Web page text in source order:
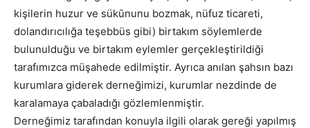
kişilerin huzur ve sükûnunu bozmak, nüfuz ticareti,
dolandırıcılığa teşebbüs gibi) birtakım söylemlerde
bulunulduğu ve birtakım eylemler gerçekleştirildiği
tarafımızca müşahede edilmiştir. Ayrıca anılan şahsın bazı
kurumlara giderek derneğimizi, kurumlar nezdinde de
karalamaya çabaladığı gözlemlenmiştir.
Derneğimiz tarafından konuyla ilgili olarak gereği yapılmış